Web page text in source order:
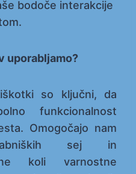
bodoče interakcije
uporabljamo?
so ključni, da
funkcionalnost
Omogočajo nam
sej in
koli varnostne